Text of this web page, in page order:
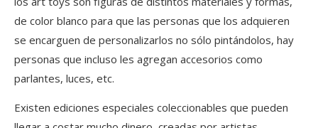
de color blanco para que las personas que los adquieren
se encarguen de personalizarlos no sólo pintándolos, hay
personas que incluso les agregan accesorios como
parlantes, luces, etc.
Existen ediciones especiales coleccionables que pueden